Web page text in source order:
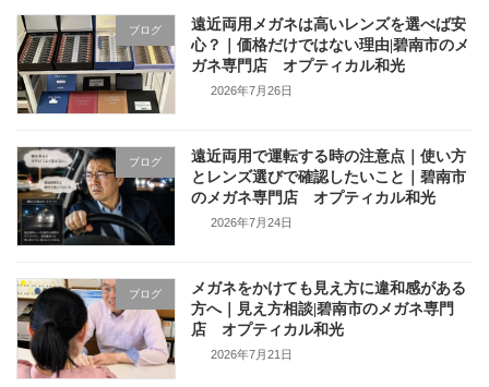
ブログ
遠近両用メガネは高いレンズを選べば安
心？｜価格だけではない理由|碧南市のメ
ガネ専門店 オプティカル和光
2026年7月26日
ブログ
遠近両用で運転する時の注意点｜使い方
とレンズ選びで確認したいこと｜碧南市
のメガネ専門店 オプティカル和光
2026年7月24日
ブログ
メガネをかけても見え方に違和感がある
方へ｜見え方相談|碧南市のメガネ専門
店 オプティカル和光
2026年7月21日